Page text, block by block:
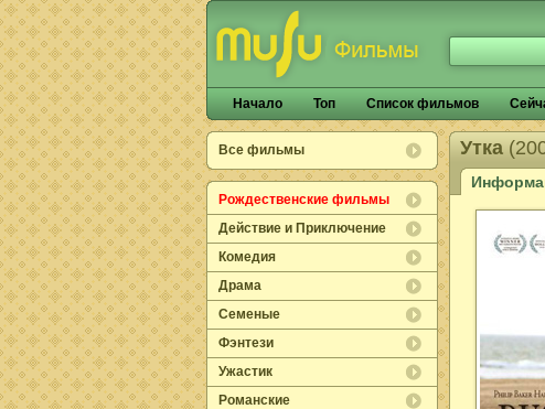
Начало Топ Список фильмов
Все фильмы
Рождественские фильмы
Действие и Приключение
Комедия
Драма
Семеные
Фэнтези
Ужастик
Романские
Утка